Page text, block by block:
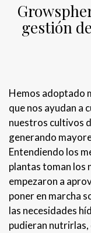
gestión
Hemos adoptado
que nos ayudan a
nuestros cultivos
generando
Entendiendo los
plantas toman los
empezaron a
poner en marcha
las necesidades
pudieran nutrirlas,